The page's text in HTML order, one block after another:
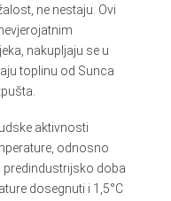
ne nestaju. Ovi
nakupljaju se u
toplinu od Sunca
aktivnosti
odnosno
doba
dosegnuti i 1,5°C